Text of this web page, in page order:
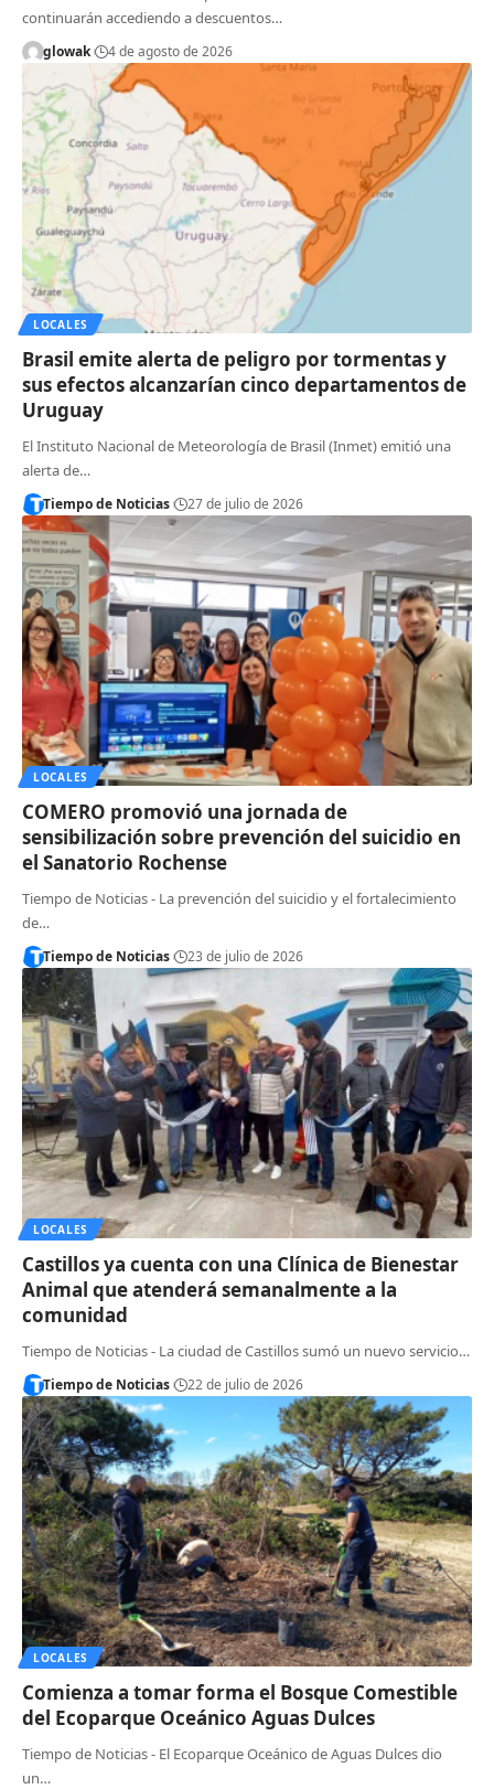
continuarán accediendo a descuentos…
glowak 4 de agosto de 2026
LOCALES
Brasil emite alerta de peligro por tormentas y
sus efectos alcanzarían cinco departamentos de
Uruguay
El Instituto Nacional de Meteorología de Brasil (Inmet) emitió una
alerta de…
Tiempo de Noticias 27 de julio de 2026
LOCALES
COMERO promovió una jornada de
sensibilización sobre prevención del suicidio en
el Sanatorio Rochense
Tiempo de Noticias - La prevención del suicidio y el fortalecimiento
de…
Tiempo de Noticias 23 de julio de 2026
LOCALES
Castillos ya cuenta con una Clínica de Bienestar
Animal que atenderá semanalmente a la
comunidad
Tiempo de Noticias - La ciudad de Castillos sumó un nuevo servicio…
Tiempo de Noticias 22 de julio de 2026
LOCALES
Comienza a tomar forma el Bosque Comestible
del Ecoparque Oceánico Aguas Dulces
Tiempo de Noticias - El Ecoparque Oceánico de Aguas Dulces dio
un…